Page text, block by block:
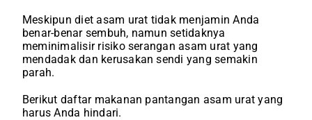
Meskipun diet asam urat tidak menjamin Anda
benar-benar sembuh, namun setidaknya
meminimalisir risiko serangan asam urat yang
mendadak dan kerusakan sendi yang semakin
parah.
Berikut daftar makanan pantangan asam urat yang
harus Anda hindari.